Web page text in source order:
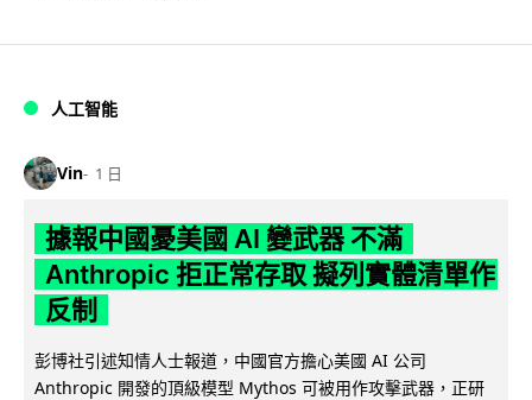
人工智能
Vin 1 日
據報中國憂美國 AI 變武器 不滿
Anthropic 拒正常存取 擬列實體清單作
反制
彭博社引述知情人士報道，中國官方擔心美國 AI 公司
Anthropic 開發的頂級模型 Mythos 可被用作攻擊武器，正研